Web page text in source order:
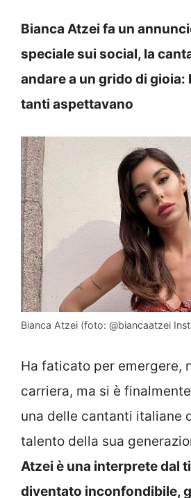
Bianca Atzei fa un
speciale sui social, la
andare a un grido di gioia:
tanti aspettavano
Bianca Atzei (foto: @biancaatzei
Ha faticato per emergere,
carriera, ma si è
una delle cantanti italiane
talento della sua
Atzei è una interprete dal
diventato inconfondibile,